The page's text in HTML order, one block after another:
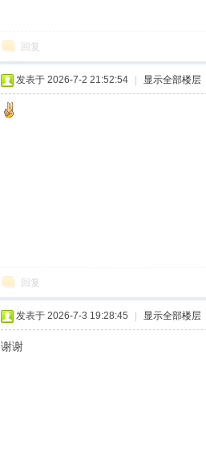
回复
发表于 2026-7-2 21:52:54 显示全部楼层
回复
发表于 2026-7-3 19:28:45 显示全部楼层
谢谢